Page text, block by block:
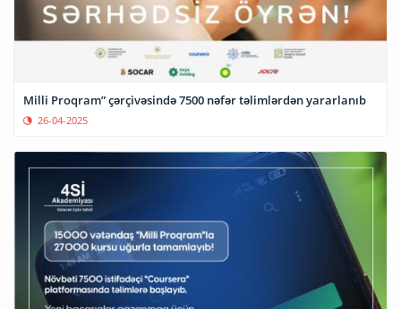
Milli Proqram” çərçivəsində 7500 nəfər təlimlərdən yararlanıb
26-04-2025